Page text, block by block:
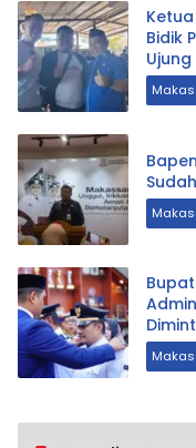
Bidik